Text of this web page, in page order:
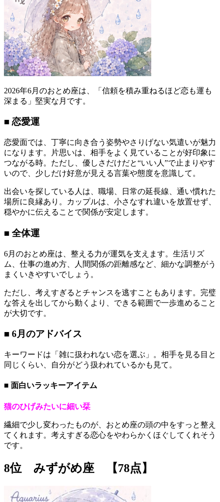
2026年6月のおとめ座は、「信頼を積み重ねるほど恋も運も
深まる」堅実な月です。
■ 恋愛運
恋愛面では、丁寧に向き合う姿勢やさりげない気遣いが魅力
になります。片思いは、相手をよく見ていることが好印象に
つながる時。ただし、優しさだけだと“いい人”で止まりやす
いので、少しだけ好意が見える言葉や態度を意識して。
出会いを探している人は、職場、日常の延長線、通い慣れた
場所に良縁あり。カップルは、小さなすれ違いを放置せず、
穏やかに伝えることで関係が安定します。
■ 全体運
6月のおとめ座は、整える力が運気を支えます。生活リズ
ム、仕事の進め方、人間関係の距離感など、細かな調整がう
まくいきやすいでしょう。
ただし、考えすぎるとチャンスを逃すこともあります。完璧
な答えを出してから動くより、できる範囲で一歩進めること
が大切です。
■ 6月のアドバイス
キーワードは「雑に扱われない恋を選ぶ」。相手を見る目と
同じくらい、自分がどう扱われているかも見て。
■ 面白いラッキーアイテム
猫のひげみたいに細い栞
繊細で少し変わったものが、おとめ座の頭の中をすっと整え
てくれます。考えすぎる恋心をやわらかくほぐしてくれそう
です。
8位 みずがめ座 【78点】